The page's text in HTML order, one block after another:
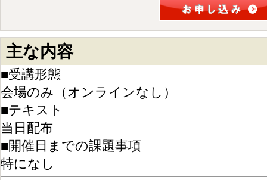
主な内容
■受講形態
会場のみ（オンラインなし）
■テキスト
当日配布
■開催日までの課題事項
特になし